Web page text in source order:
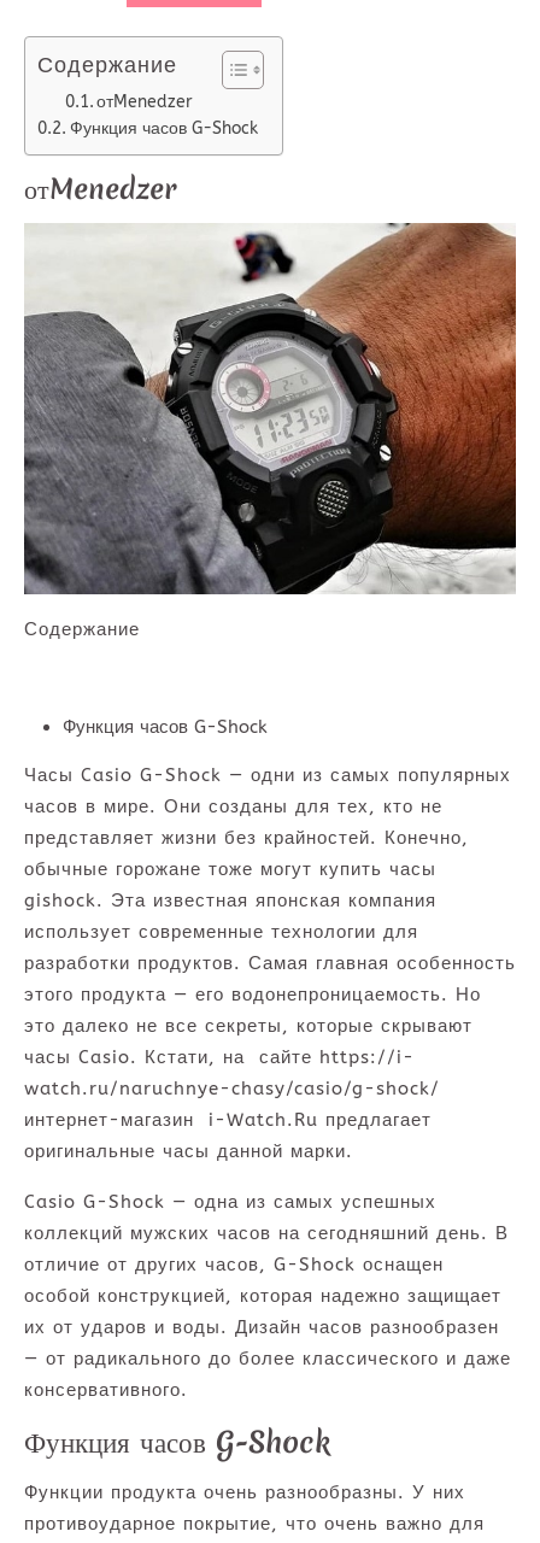
Содержание
отMenedzer
Функция часов G-Shock
отMenedzer
Содержание
Функция часов G-Shock
Часы Casio G-Shock — одни из самых популярных
часов в мире. Они созданы для тех, кто не
представляет жизни без крайностей. Конечно,
обычные горожане тоже могут купить часы
gishock. Эта известная японская компания
использует современные технологии для
разработки продуктов. Самая главная особенность
этого продукта — его водонепроницаемость. Но
это далеко не все секреты, которые скрывают
часы Casio. Кстати, на сайте https://i-
watch.ru/naruchnye-chasy/casio/g-shock/
интернет-магазин i-Watch.Ru предлагает
оригинальные часы данной марки.
Casio G-Shock — одна из самых успешных
коллекций мужских часов на сегодняшний день. В
отличие от других часов, G-Shock оснащен
особой конструкцией, которая надежно защищает
их от ударов и воды. Дизайн часов разнообразен
— от радикального до более классического и даже
консервативного.
Функция часов G-Shock
Функции продукта очень разнообразны. У них
противоударное покрытие, что очень важно для